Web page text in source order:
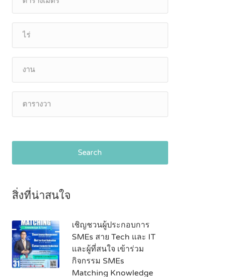
Search
สิ่งที่น่าสนใจ
เชิญชวนผู้ประกอบการ
SMEs สาย Tech และ IT
และผู้ที่สนใจ เข้าร่วม
กิจกรรม SMEs
Matching Knowledge